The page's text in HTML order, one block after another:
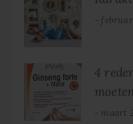
4
maart